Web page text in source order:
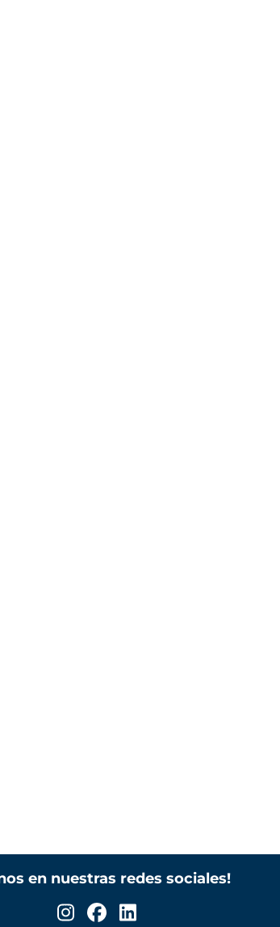
en nuestras redes sociales!